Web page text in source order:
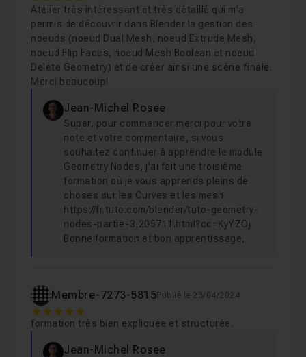
Atelier très intéressant et très détaillé qui m'a
permis de découvrir dans Blender la gestion des
noeuds (noeud Dual Mesh, noeud Extrude Mesh,
noeud Flip Faces, noeud Mesh Boolean et noeud
Delete Geometry) et de créer ainsi une scène finale.
Merci beaucoup!
Jean-Michel Rosee
Super, pour commencer merci pour votre
note et votre commentaire, si vous
souhaitez continuer à apprendre le module
Geometry Nodes, j'ai fait une troisième
formation où je vous apprends pleins de
choses sur les Curves et les mesh
https://fr.tuto.com/blender/tuto-geometry-
nodes-partie-3,205711.html?cc=KyYZOj
Bonne formation et bon apprentissage,
Membre-7273-5815Publié le 23/04/2024
5
formation très bien expliquée et structurée.
Jean-Michel Rosee